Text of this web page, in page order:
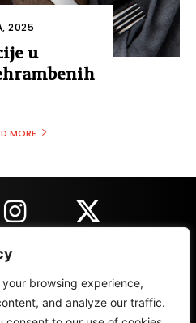
browsing experience,
and analyze our traffic.
2025
u
MORE
INFORMACIJE